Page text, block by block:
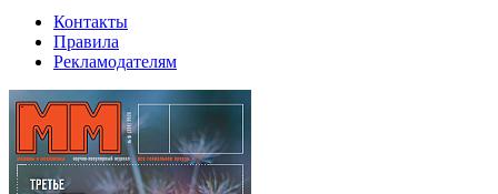
Контакты
Правила
Рекламодателям